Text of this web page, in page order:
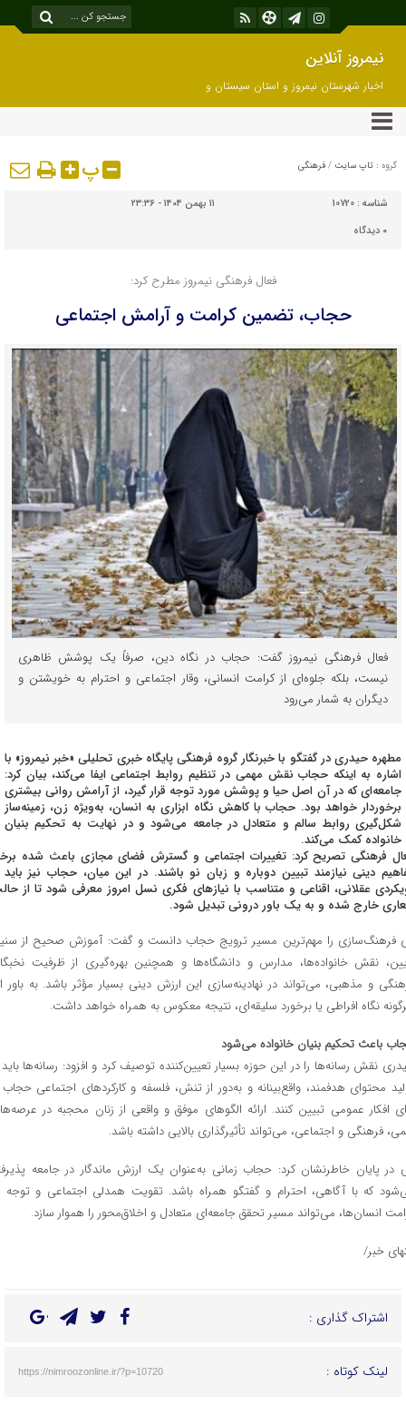
نیمروز آنلاین
اخبار شهرستان نیمروز و استان سیستان و
بلوچستان
گروه : تاپ سایت / فرهنگی پ
شناسه : 10720
۱۱ بهمن ۱۴۰۴ - ۲۳:۳۶
۰ دیدگاه
فعال فرهنگی نیمروز مطرح کرد:
حجاب، تضمین کرامت و آرامش اجتماعی
فعال فرهنگی نیمروز گفت: حجاب در نگاه دین، صرفاً یک پوشش ظاهری
نیست، بلکه جلوه‌ای از کرامت انسانی، وقار اجتماعی و احترام به خویشتن و
دیگران به شمار می‌رود
مطهره حیدری در گفتگو با خبرنگار گروه فرهنگی پایگاه خبری تحلیلی «خبر نیمروز» با
اشاره به اینکه حجاب نقش مهمی در تنظیم روابط اجتماعی ایفا می‌کند، بیان کرد:
جامعه‌ای که در آن اصل حیا و پوشش مورد توجه قرار گیرد، از آرامش روانی بیشتری
برخوردار خواهد بود. حجاب با کاهش نگاه ابزاری به انسان، به‌ویژه زن، زمینه‌ساز
شکل‌گیری روابط سالم و متعادل در جامعه می‌شود و در نهایت به تحکیم بنیان
خانواده کمک می‌کند.
فرهنگی تصریح کرد: تغییرات اجتماعی و گسترش فضای مجازی باعث شده
دینی نیازمند تبیین دوباره و زبان نو باشند. در این میان، حجاب نیز باید
عقلانی، اقناعی و متناسب با نیازهای فکری نسل امروز معرفی شود تا از
خارج شده و به یک باور درونی تبدیل شود.
فرهنگ‌سازی را مهم‌ترین مسیر ترویج حجاب دانست و گفت: آموزش صحیح از
نقش خانواده‌ها، مدارس و دانشگاه‌ها و همچنین بهره‌گیری از ظرفیت
و مذهبی، می‌تواند در نهادینه‌سازی این ارزش دینی بسیار مؤثر باشد. به باور
نگاه افراطی یا برخورد سلیقه‌ای، نتیجه معکوس به همراه خواهد داشت.
باعث تحکیم بنیان خانواده می‌شود
نقش رسانه‌ها را در این حوزه بسیار تعیین‌کننده توصیف کرد و افزود: رسانه‌ها باید
محتوای هدفمند، واقع‌بینانه و به‌دور از تنش، فلسفه و کارکردهای اجتماعی حجاب
افکار عمومی تبیین کنند. ارائه الگوهای موفق و واقعی از زنان محجبه در
فرهنگی و اجتماعی، می‌تواند تأثیرگذاری بالایی داشته باشد.
در پایان خاطرنشان کرد: حجاب زمانی به‌عنوان یک ارزش ماندگار در جامعه
که با آگاهی، احترام و گفتگو همراه باشد. تقویت همدلی اجتماعی و توجه
انسان‌ها، می‌تواند مسیر تحقق جامعه‌ای متعادل و اخلاق‌محور را هموار سازد.
خبر/
اشتراک گذاری :
لینک کوتاه : https://nimroozonline.ir/?p=10720